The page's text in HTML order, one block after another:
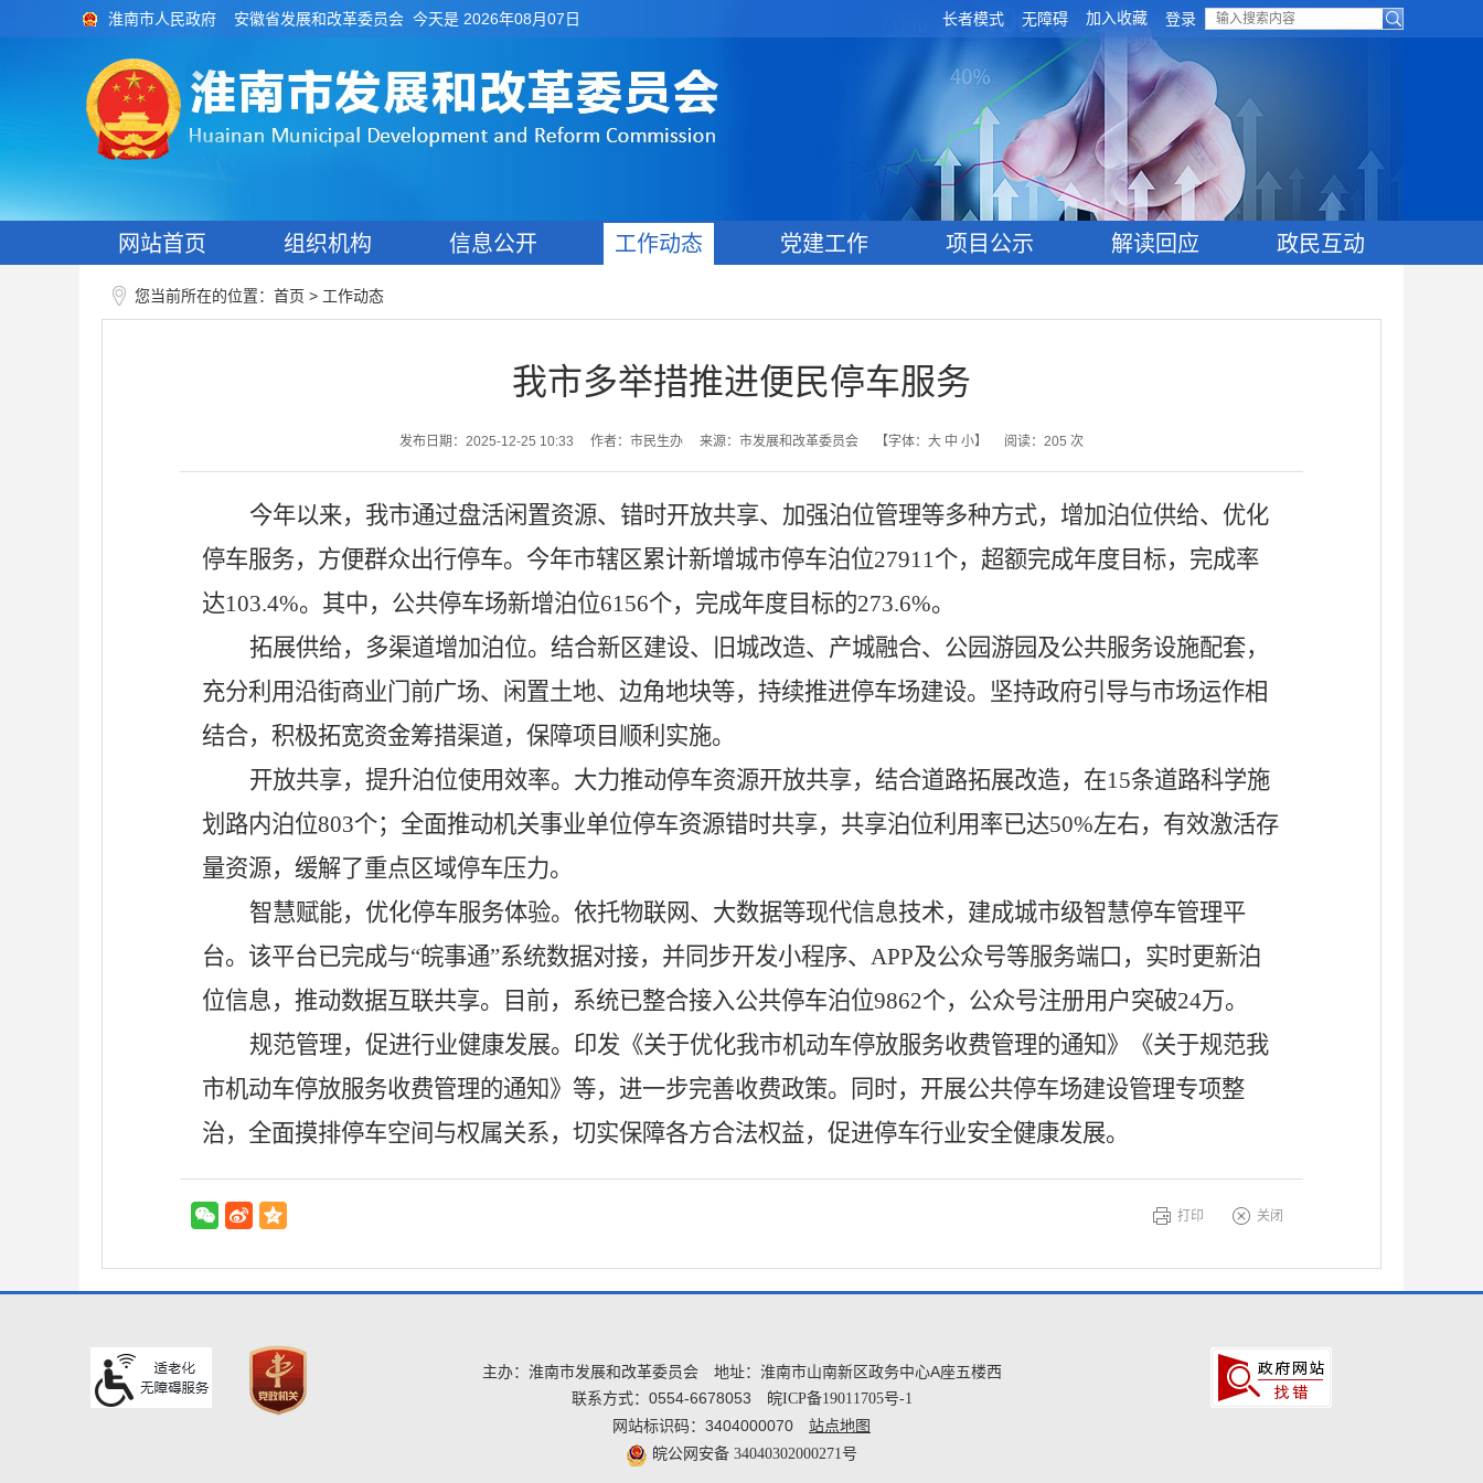
淮南市人民政府 安徽省发展和改革委员会 今天是 2026年08月07日 长者模式 无障碍 加入收藏 登录
网站首页 组织机构 信息公开 工作动态 党建工作 项目公示 解读回应 政民互动
您当前所在的位置： 首页 > 工作动态
我市多举措推进便民停车服务
发布日期：2025-12-25 10:33 作者：市民生办 来源：市发展和改革委员会 【字体： 大 中 小】 阅读： 205 次
今年以来，我市通过盘活闲置资源、错时开放共享、加强泊位管理等多种方式，增加泊位供给、优化
停车服务，方便群众出行停车。今年市辖区累计新增城市停车泊位27911个，超额完成年度目标，完成率
达103.4%。其中，公共停车场新增泊位6156个，完成年度目标的273.6%。
拓展供给，多渠道增加泊位。结合新区建设、旧城改造、产城融合、公园游园及公共服务设施配套，
充分利用沿街商业门前广场、闲置土地、边角地块等，持续推进停车场建设。坚持政府引导与市场运作相
结合，积极拓宽资金筹措渠道，保障项目顺利实施。
开放共享，提升泊位使用效率。大力推动停车资源开放共享，结合道路拓展改造，在15条道路科学施
划路内泊位803个；全面推动机关事业单位停车资源错时共享，共享泊位利用率已达50%左右，有效激活存
量资源，缓解了重点区域停车压力。
智慧赋能，优化停车服务体验。依托物联网、大数据等现代信息技术，建成城市级智慧停车管理平
台。该平台已完成与“皖事通”系统数据对接，并同步开发小程序、APP及公众号等服务端口，实时更新泊
位信息，推动数据互联共享。目前，系统已整合接入公共停车泊位9862个，公众号注册用户突破24万。
规范管理，促进行业健康发展。印发《关于优化我市机动车停放服务收费管理的通知》《关于规范我
市机动车停放服务收费管理的通知》等，进一步完善收费政策。同时，开展公共停车场建设管理专项整
治，全面摸排停车空间与权属关系，切实保障各方合法权益，促进停车行业安全健康发展。
打印 关闭
主办：淮南市发展和改革委员会
地址：淮南市山南新区政务中心A座五楼西
联系方式：0554-6678053
皖ICP备19011705号-1
网站标识码：3404000070
站点地图
皖公网安备 34040302000271号